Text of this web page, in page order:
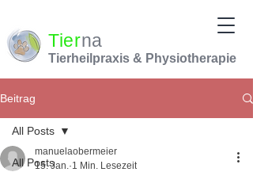
Tierna
Tierheilpraxis & Physiotherapie
Beitrag
All Posts
All Posts
manuelaobermeier
15. Jan. 1 Min. Lesezeit